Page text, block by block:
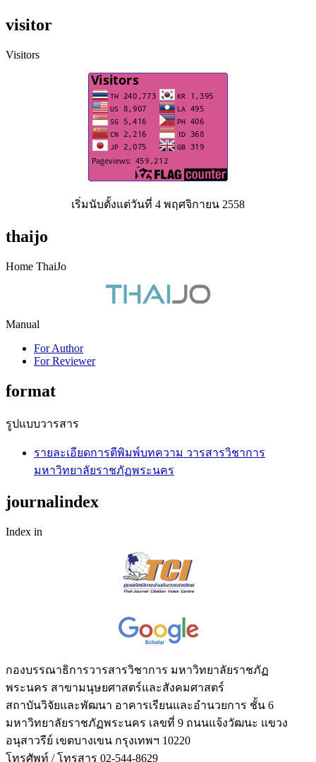
visitor
Visitors
เริ่มนับตั้งแต่วันที่ 4 พฤศจิกายน 2558
thaijo
Home ThaiJo
Manual
For Author
For Reviewer
format
รูปแบบวารสาร
รายละเอียดการตีพิมพ์บทความ วารสารวิชาการ
มหาวิทยาลัยราชภัฏพระนคร
journalindex
Index in
กองบรรณาธิการวารสารวิชาการ มหาวิทยาลัยราชภัฏ
พระนคร สาขามนุษยศาสตร์และสังคมศาสตร์
สถาบันวิจัยและพัฒนา อาคารเรียนและอำนวยการ ชั้น 6
มหาวิทยาลัยราชภัฏพระนคร เลขที่ 9 ถนนแจ้งวัฒนะ แขวง
อนุสาวรีย์ เขตบางเขน กรุงเทพฯ 10220
โทรศัพท์ / โทรสาร 02-544-8629